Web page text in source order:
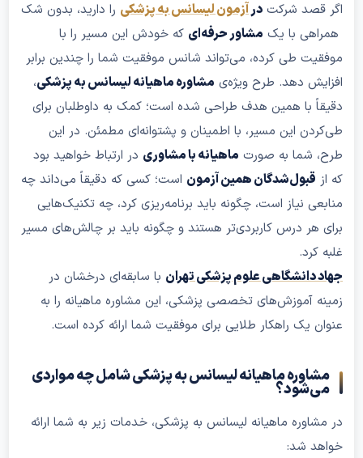
اگر قصد شرکتدرآزمون لیسانس به پزشکیرا دارید، بدون شک
همراهی با یکمشاور حرفه‌ایکه خودش این مسیر را با
موفقیت طی کرده، می‌تواند شانس موفقیت شما را چندین برابر
افزایش دهد. طرح ویژه‌یمشاوره ماهیانه لیسانس به پزشکی،
دقیقاً با همین هدف طراحی شده است؛ کمک به داوطلبان برای
طی‌کردن این مسیر، با اطمینان و پشتوانه‌ای مطمئن. در این
طرح، شما به صورتماهیانه با مشاوریدر ارتباط خواهید بود
که ازقبول‌شدگان همین آزموناست؛ کسی که دقیقاً می‌داند چه
منابعی نیاز است، چگونه باید برنامه‌ریزی کرد، چه تکنیک‌هایی
برای هر درس کاربردی‌تر هستند و چگونه باید بر چالش‌های مسیر
غلبه کرد.
جهاد دانشگاهی علوم پزشکی تهرانبا سابقه‌ای درخشان در
زمینه آموزش‌های تخصصی پزشکی، این مشاوره ماهیانه را به
عنوان یک راهکار طلایی برای موفقیت شما ارائه کرده است.
مشاوره ماهیانه لیسانس به پزشکی شامل چه مواردی
می‌شود؟
در مشاوره ماهیانه لیسانس به پزشکی، خدمات زیر به شما ارائه
خواهد شد: